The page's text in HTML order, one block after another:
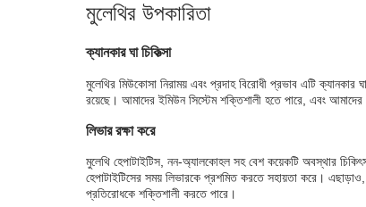
মুলেথির উপকারিতা
ক্যানকার ঘা চিকিত্সা
মুলেথির মিউকোসা নিরাময় এবং প্রদাহ বিরোধী প্রভাব এটি ক্যানকার
রয়েছে। আমাদের ইমিউন সিস্টেম শক্তিশালী হতে পারে, এবং
লিভার রক্ষা করে
মুলেথি হেপাটাইটিস, নন-অ্যালকোহল সহ বেশ কয়েকটি অবস্থার
হেপাটাইটিসের সময় লিভারকে প্রশমিত করতে সহায়তা করে।
প্রতিরোধকে শক্তিশালী করতে পারে।